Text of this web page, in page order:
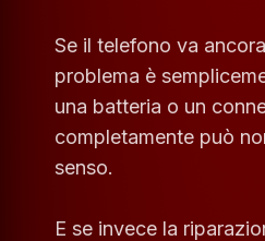
Se il telefono va
problema è
una batteria o un
completamente può
senso.
E se invece la